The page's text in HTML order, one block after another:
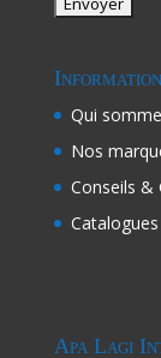
Qui
Nos
Conseils &
Catalogues
Apa Lagi